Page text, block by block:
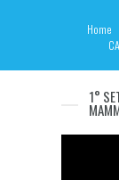
Home
1°